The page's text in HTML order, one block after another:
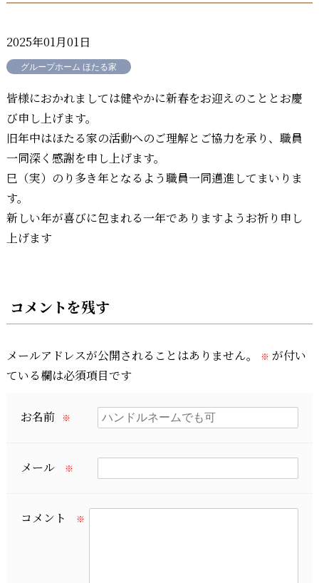
2025年01月01日
グループホーム ほたる家
皆様におかれましては健やかに新春をお迎えのこととお慶
び申し上げます。
旧年中はほたる家の活動へのご理解とご協力を承り、職員
一同深く感謝を申し上げます。
巳（実）のり多き年となるよう職員一同邁進してまいりま
す。
新しい年が喜びに包まれる一年でありますようお祈り申し
上げます
コメントを残す
メールアドレスが公開されることはありません。 ※ が付い
ている欄は必須項目です
お名前 ※
メール ※
コメント ※